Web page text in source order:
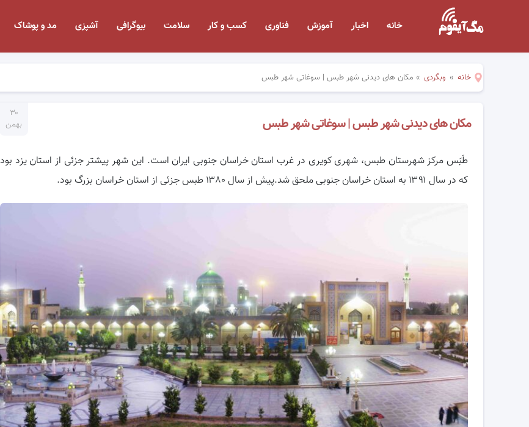
خانه اخبار آموزش فناوری کسب و کار سلامت بیوگرافی آشپزی مد و پوشاک
خانه » وبگردی » مکان های دیدنی شهر طبس | سوغاتی شهر طبس
۳۰
بهمن
مکان های دیدنی شهر طبس | سوغاتی شهر طبس
طَبَس مرکز شهرستان طبس، شهری کویری در غرب استان خراسان جنوبی ایران است. این شهر پیشتر جزئی از استان یزد بود
که در سال ۱۳۹۱ به استان خراسان جنوبی ملحق شد.پیش از سال ۱۳۸۰ طبس جزئی از استان خراسان بزرگ بود.